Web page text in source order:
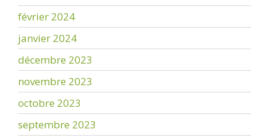
février 2024
janvier 2024
décembre 2023
novembre 2023
octobre 2023
septembre 2023